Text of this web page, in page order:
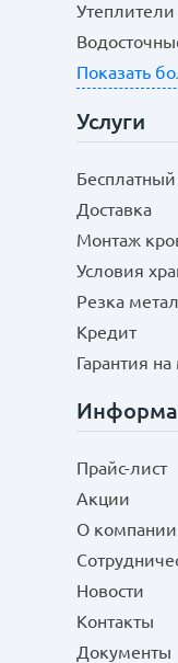
Показать
Услуги
Доставка
Монтаж
Условия
Резка
Кредит
Гарантия
Прайс-лист
Акции
О компании
Новости
Контакты
Документы